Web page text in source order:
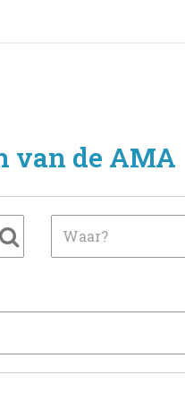
van de AMA